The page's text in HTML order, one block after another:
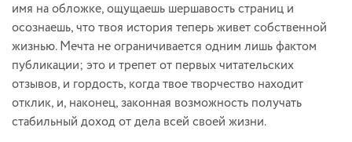
имя на обложке, ощущаешь шершавость страниц и
осознаешь, что твоя история теперь живет собственной
жизнью. Мечта не ограничивается одним лишь фактом
публикации; это и трепет от первых читательских
отзывов, и гордость, когда твое творчество находит
отклик, и, наконец, законная возможность получать
стабильный доход от дела всей своей жизни.